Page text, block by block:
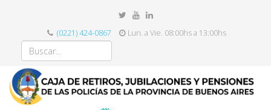
(0221) 424-0867 Lun. a Vie. 08:00hs a 13:00hs